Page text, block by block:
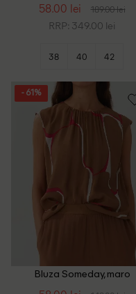
58.00 lei 189.00 lei
RRP: 349.00 lei
38 40 42
- 61%
Bluza Someday, maro